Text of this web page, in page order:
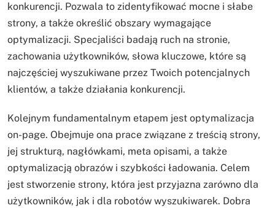
konkurencji. Pozwala to zidentyfikować mocne i słabe
strony, a także określić obszary wymagające
optymalizacji. Specjaliści badają ruch na stronie,
zachowania użytkowników, słowa kluczowe, które są
najczęściej wyszukiwane przez Twoich potencjalnych
klientów, a także działania konkurencji.
Kolejnym fundamentalnym etapem jest optymalizacja
on-page. Obejmuje ona prace związane z treścią strony,
jej strukturą, nagłówkami, meta opisami, a także
optymalizacją obrazów i szybkości ładowania. Celem
jest stworzenie strony, która jest przyjazna zarówno dla
użytkowników, jak i dla robotów wyszukiwarek. Dobra